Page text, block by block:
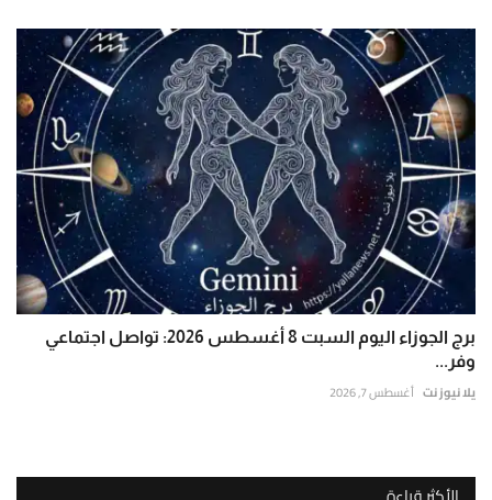
برج الجوزاء اليوم السبت 8 أغسطس 2026: تواصل اجتماعي
وفر...
يلا نيوز نت أغسطس 7, 2026